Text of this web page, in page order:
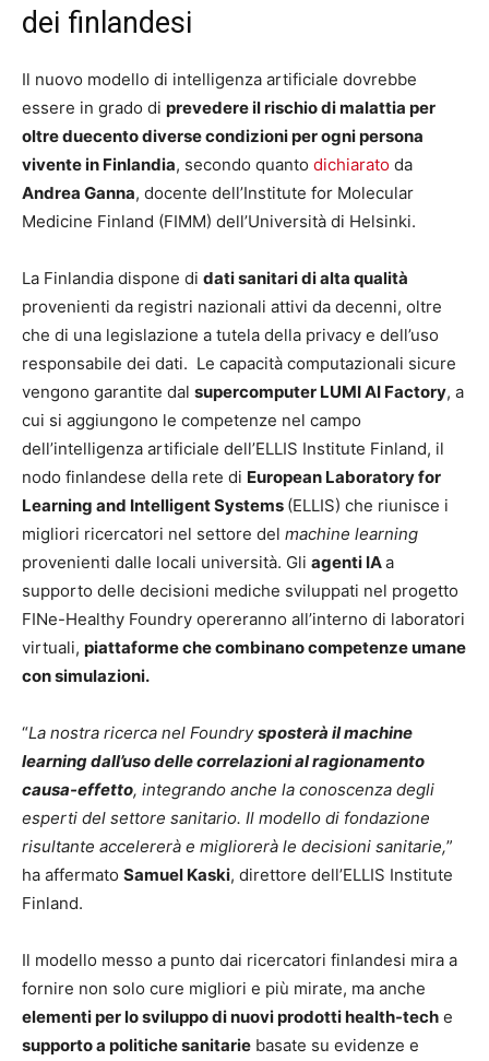
dei finlandesi
Il nuovo modello di intelligenza artificiale dovrebbe
essere in grado di prevedere il rischio di malattia per
oltre duecento diverse condizioni per ogni persona
vivente in Finlandia, secondo quanto dichiarato da
Andrea Ganna, docente dell’Institute for Molecular
Medicine Finland (FIMM) dell’Università di Helsinki.
La Finlandia dispone di dati sanitari di alta qualità
provenienti da registri nazionali attivi da decenni, oltre
che di una legislazione a tutela della privacy e dell’uso
responsabile dei dati. Le capacità computazionali sicure
vengono garantite dal supercomputer LUMI AI Factory, a
cui si aggiungono le competenze nel campo
dell’intelligenza artificiale dell’ELLIS Institute Finland, il
nodo finlandese della rete di European Laboratory for
Learning and Intelligent Systems (ELLIS) che riunisce i
migliori ricercatori nel settore del machine learning
provenienti dalle locali università. Gli agenti IAa
supporto delle decisioni mediche sviluppati nel progetto
FINe-Healthy Foundry opereranno all’interno di laboratori
virtuali, piattaforme che combinano competenze umane
con simulazioni.
“La nostra ricerca nel Foundrysposterà il machine
learning dall’uso delle correlazioni al ragionamento
causa-effetto, integrando anche la conoscenza degli
esperti del settore sanitario. Il modello di fondazione
risultante accelererà e migliorerà le decisioni sanitarie,”
ha affermato Samuel Kaski, direttore dell’ELLIS Institute
Finland.
Il modello messo a punto dai ricercatori finlandesi mira a
fornire non solo cure migliori e più mirate, ma anche
elementi per lo sviluppo di nuovi prodotti health-tech e
supporto a politiche sanitarie basate su evidenze e